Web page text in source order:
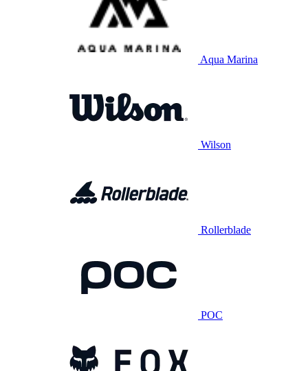
Aqua Marina
Wilson
Rollerblade
POC